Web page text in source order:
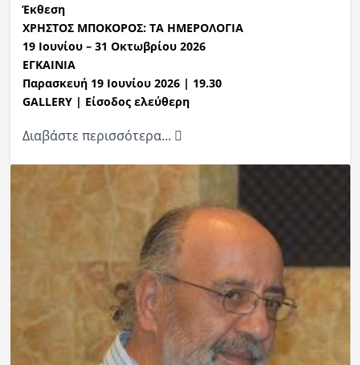
Έκθεση
ΧΡΗΣΤΟΣ ΜΠΟΚΟΡΟΣ: ΤΑ ΗΜΕΡΟΛΟΓΙΑ
19 Ιουνίου– 31 Οκτωβρίου2026
ΕΓΚΑΙΝΙΑ
Παρασκευή 19 Ιουνίου2026 | 19.30
GALLERY | Είσοδος ελεύθερη
Διαβάστε περισσότερα...